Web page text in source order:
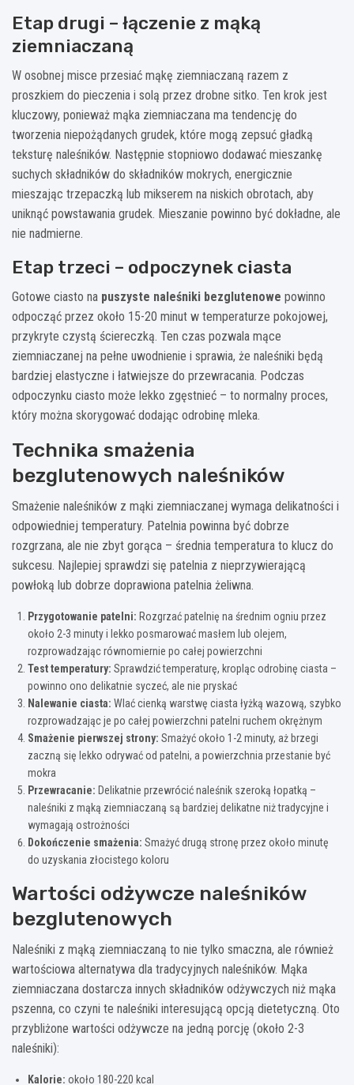
Etap drugi – łączenie z mąką
ziemniaczaną
W osobnej misce przesiać mąkę ziemniaczaną razem z
proszkiem do pieczenia i solą przez drobne sitko. Ten krok jest
kluczowy, ponieważ mąka ziemniaczana ma tendencję do
tworzenia niepożądanych grudek, które mogą zepsuć gładką
teksturę naleśników. Następnie stopniowo dodawać mieszankę
suchych składników do składników mokrych, energicznie
mieszając trzepaczką lub mikserem na niskich obrotach, aby
uniknąć powstawania grudek. Mieszanie powinno być dokładne, ale
nie nadmierne.
Etap trzeci – odpoczynek ciasta
Gotowe ciasto na puszyste naleśniki bezglutenowe powinno
odpocząć przez około 15-20 minut w temperaturze pokojowej,
przykryte czystą ściereczką. Ten czas pozwala mące
ziemniaczanej na pełne uwodnienie i sprawia, że naleśniki będą
bardziej elastyczne i łatwiejsze do przewracania. Podczas
odpoczynku ciasto może lekko zgęstnieć – to normalny proces,
który można skorygować dodając odrobinę mleka.
Technika smażenia
bezglutenowych naleśników
Smażenie naleśników z mąki ziemniaczanej wymaga delikatności i
odpowiedniej temperatury. Patelnia powinna być dobrze
rozgrzana, ale nie zbyt gorąca – średnia temperatura to klucz do
sukcesu. Najlepiej sprawdzi się patelnia z nieprzywierającą
powłoką lub dobrze doprawiona patelnia żeliwna.
Przygotowanie patelni: Rozgrzać patelnię na średnim ogniu przez
około 2-3 minuty i lekko posmarować masłem lub olejem,
rozprowadzając równomiernie po całej powierzchni
Test temperatury: Sprawdzić temperaturę, kropląc odrobinę ciasta –
powinno ono delikatnie syczeć, ale nie pryskać
Nalewanie ciasta: Wlać cienką warstwę ciasta łyżką wazową, szybko
rozprowadzając je po całej powierzchni patelni ruchem okrężnym
Smażenie pierwszej strony: Smażyć około 1-2 minuty, aż brzegi
zaczną się lekko odrywać od patelni, a powierzchnia przestanie być
mokra
Przewracanie: Delikatnie przewrócić naleśnik szeroką łopatką –
naleśniki z mąką ziemniaczaną są bardziej delikatne niż tradycyjne i
wymagają ostrożności
Dokończenie smażenia: Smażyć drugą stronę przez około minutę
do uzyskania złocistego koloru
Wartości odżywcze naleśników
bezglutenowych
Naleśniki z mąką ziemniaczaną to nie tylko smaczna, ale również
wartościowa alternatywa dla tradycyjnych naleśników. Mąka
ziemniaczana dostarcza innych składników odżywczych niż mąka
pszenna, co czyni te naleśniki interesującą opcją dietetyczną. Oto
przybliżone wartości odżywcze na jedną porcję (około 2-3
naleśniki):
Kalorie: około 180-220 kcal